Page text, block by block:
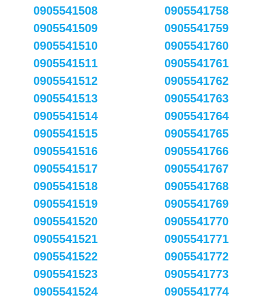
0905541508
0905541509
0905541510
0905541511
0905541512
0905541513
0905541514
0905541515
0905541516
0905541517
0905541518
0905541519
0905541520
0905541521
0905541522
0905541523
0905541524
0905541758
0905541759
0905541760
0905541761
0905541762
0905541763
0905541764
0905541765
0905541766
0905541767
0905541768
0905541769
0905541770
0905541771
0905541772
0905541773
0905541774